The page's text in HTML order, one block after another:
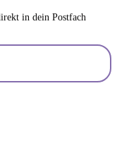
in dein Postfach